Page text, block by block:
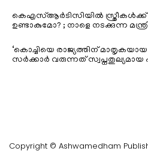
കെഎസ്ആർടിസിയിൽ സ്ത്രീകൾക്ക്
ഉണ്ടാകുമോ? ; നാളെ നടക്കുന്ന
‘കൊച്ചിയെ രാജ്യത്തിന് മാതൃകയായ
സർക്കാർ വരുന്നത് സ്വപ്നതുല്യമായ
Copyright © Ashwamedham